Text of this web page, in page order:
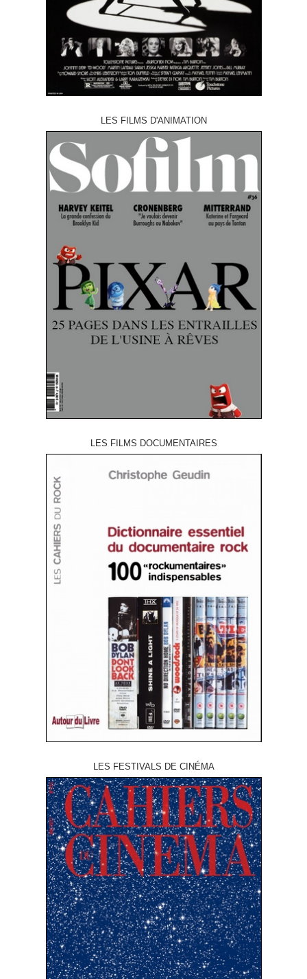
LES FILMS D'ANIMATION
LES FILMS DOCUMENTAIRES
LES FESTIVALS DE CINÉMA